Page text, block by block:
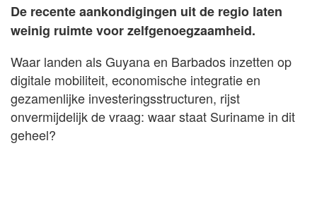
De recente aankondigingen uit de regio laten
weinig ruimte voor zelfgenoegzaamheid.
Waar landen als Guyana en Barbados inzetten op
digitale mobiliteit, economische integratie en
gezamenlijke investeringsstructuren, rijst
onvermijdelijk de vraag: waar staat Suriname in dit
geheel?